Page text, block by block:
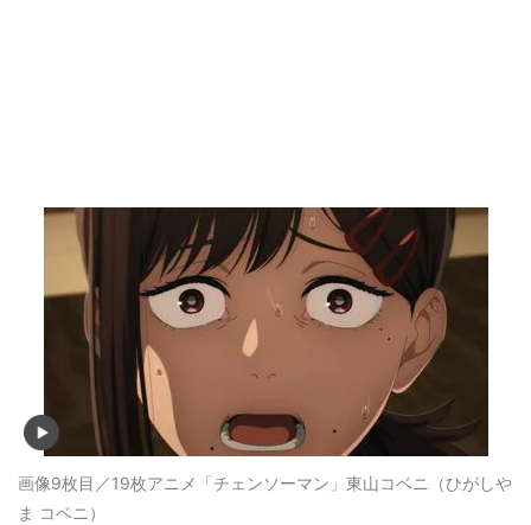
画像9枚目／19枚アニメ「チェンソーマン」東山コベニ（ひがしや
ま コベニ）